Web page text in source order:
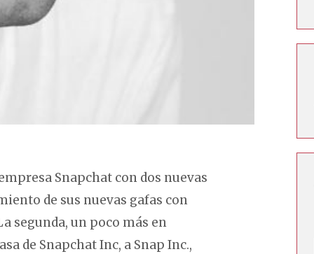
Snapchat con dos nuevas
de sus nuevas gafas con
segunda, un poco más en
de Snapchat Inc, a Snap Inc.,